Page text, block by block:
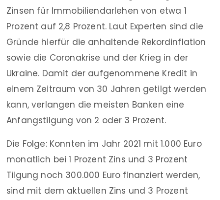
Zinsen für Immobiliendarlehen von etwa 1
Prozent auf 2,8 Prozent. Laut Experten sind die
Gründe hierfür die anhaltende Rekordinflation
sowie die Coronakrise und der Krieg in der
Ukraine. Damit der aufgenommene Kredit in
einem Zeitraum von 30 Jahren getilgt werden
kann, verlangen die meisten Banken eine
Anfangstilgung von 2 oder 3 Prozent.
Die Folge: Konnten im Jahr 2021 mit 1.000 Euro
monatlich bei 1 Prozent Zins und 3 Prozent
Tilgung noch 300.000 Euro finanziert werden,
sind mit dem aktuellen Zins und 3 Prozent